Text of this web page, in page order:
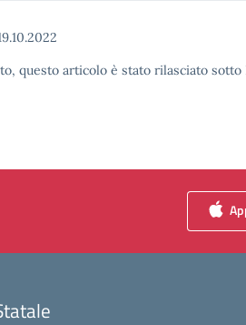
questo articolo è stato rilasciato